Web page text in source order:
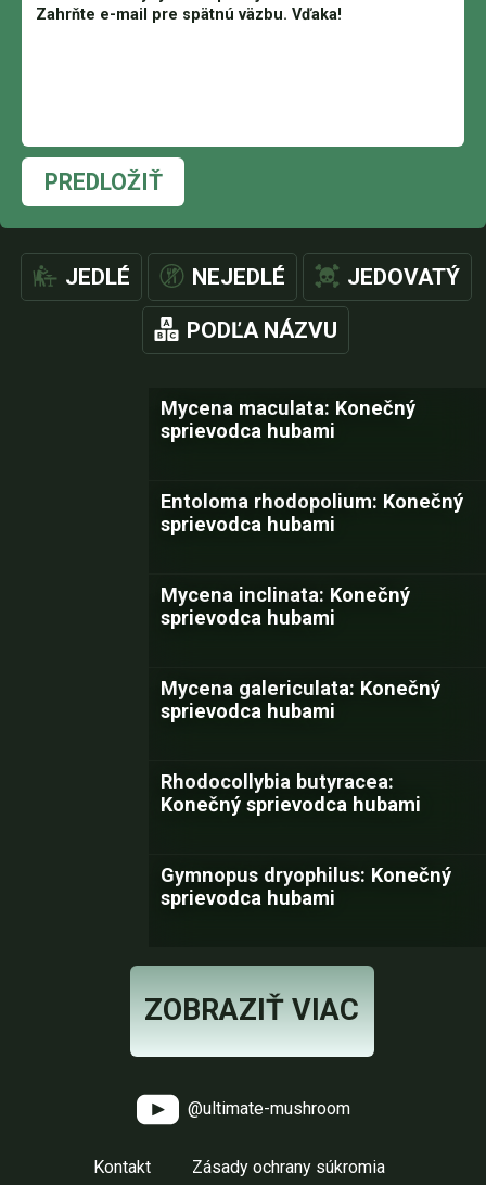
PREDLOŽIŤ
JEDLÉ NEJEDLÉ JEDOVATÝ
PODĽA NÁZVU
Mycena maculata: Konečný
sprievodca hubami
Entoloma rhodopolium: Konečný
sprievodca hubami
Mycena inclinata: Konečný
sprievodca hubami
Mycena galericulata: Konečný
sprievodca hubami
Rhodocollybia butyracea:
Konečný sprievodca hubami
Gymnopus dryophilus: Konečný
sprievodca hubami
ZOBRAZIŤ VIAC
@ultimate-mushroom
Kontakt Zásady ochrany súkromia